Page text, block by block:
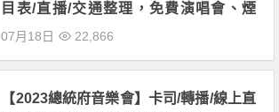
目表/直播/交通整理，免費演唱會、煙
火！
07月18日 22,866
【2023總統府音樂會】卡司/轉播/線上直